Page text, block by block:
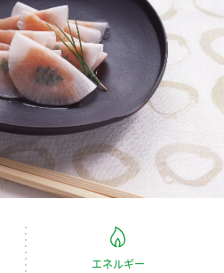
ぽん酢
鍋用調味料
トップ
エネルギー